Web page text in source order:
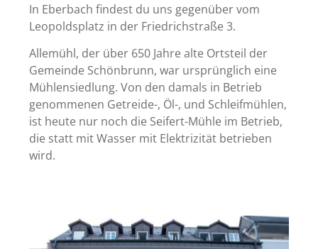
In Eberbach findest du uns gegenüber vom
Leopoldsplatz in der Friedrichstraße 3.
Allemühl, der über 650 Jahre alte Ortsteil der
Gemeinde Schönbrunn, war ursprünglich eine
Mühlensiedlung. Von den damals in Betrieb
genommenen Getreide-, Öl-, und Schleifmühlen,
ist heute nur noch die Seifert-Mühle im Betrieb,
die statt mit Wasser mit Elektrizität betrieben
wird.